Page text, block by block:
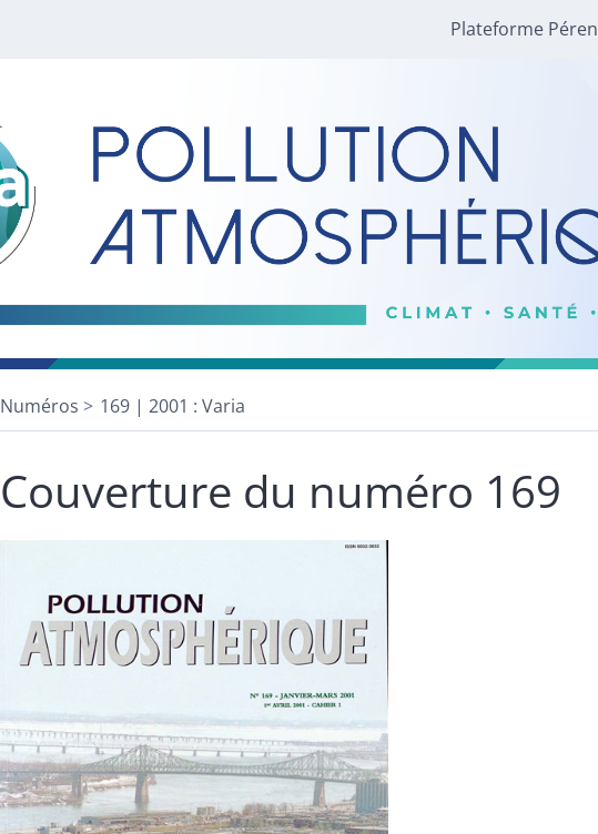
Plateforme Péren
Numéros 169 | 2001 : Varia
Couverture du numéro 169